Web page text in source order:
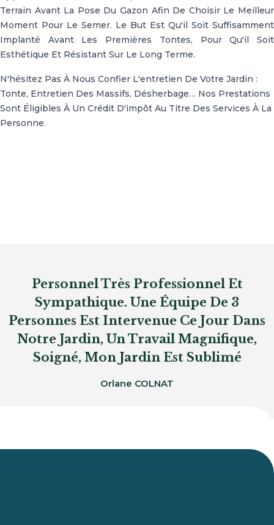
Terrain Avant La Pose Du Gazon Afin De Choisir Le Meilleur
Moment Pour Le Semer. Le But Est Qu'il Soit Suffisamment
Implanté Avant Les Premières Tontes, Pour Qu'il Soit
Esthétique Et Résistant Sur Le Long Terme.
N'hésitez Pas À Nous Confier L'entretien De Votre Jardin :
Tonte, Entretien Des Massifs, Désherbage… Nos Prestations
Sont Éligibles À Un Crédit D'impôt Au Titre Des Services À La
Personne.
Personnel Très Professionnel Et
Sympathique. Une Équipe De 3
Personnes Est Intervenue Ce Jour Dans
Notre Jardin, Un Travail Magnifique,
Soigné, Mon Jardin Est Sublimé
Orlane COLNAT